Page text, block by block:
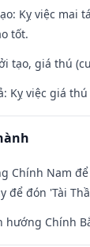
Kỵ việc mai
tốt.
tạo, giá thú
Kỵ việc giá
Chính Nam
để đón 'Tài
hướng Chính